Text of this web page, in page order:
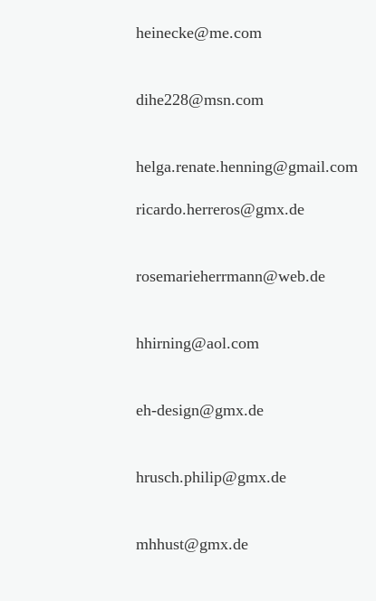
heinecke@me.com
dihe228@msn.com
helga.renate.henning@gmail.com
ricardo.herreros@gmx.de
rosemarieherrmann@web.de
hhirning@aol.com
eh-design@gmx.de
hrusch.philip@gmx.de
mhhust@gmx.de